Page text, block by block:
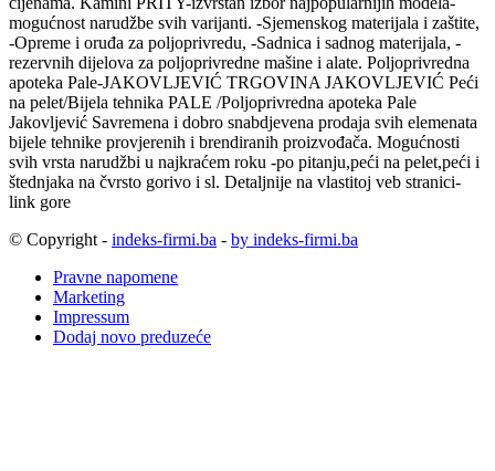
mogućnost narudžbe svih varijanti. -Sjemenskog materijala i zaštite,
-Opreme i oruđa za poljoprivredu, -Sadnica i sadnog materijala, -
rezervnih dijelova za poljoprivredne mašine i alate. Poljoprivredna
apoteka Pale-JAKOVLJEVIĆ TRGOVINA JAKOVLJEVIĆ Peći
na pelet/Bijela tehnika PALE /Poljoprivredna apoteka Pale
Jakovljević Savremena i dobro snabdjevena prodaja svih elemenata
bijele tehnike provjerenih i brendiranih proizvođača. Mogućnosti
svih vrsta narudžbi u najkraćem roku -po pitanju,peći na pelet,peći i
štednjaka na čvrsto gorivo i sl. Detaljnije na vlastitoj veb stranici-
link gore
© Copyright - indeks-firmi.ba - by indeks-firmi.ba
Pravne napomene
Marketing
Impressum
Dodaj novo preduzeće